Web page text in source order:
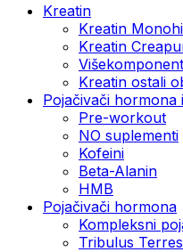
Kreatin
Kreatin
Kreatin
Kreatin ostali
Pojačivači hormona
Pre-workout
NO suplementi
Kofeini
Beta-Alanin
HMB
Pojačivači hormona
Kompleksni
Tribulus